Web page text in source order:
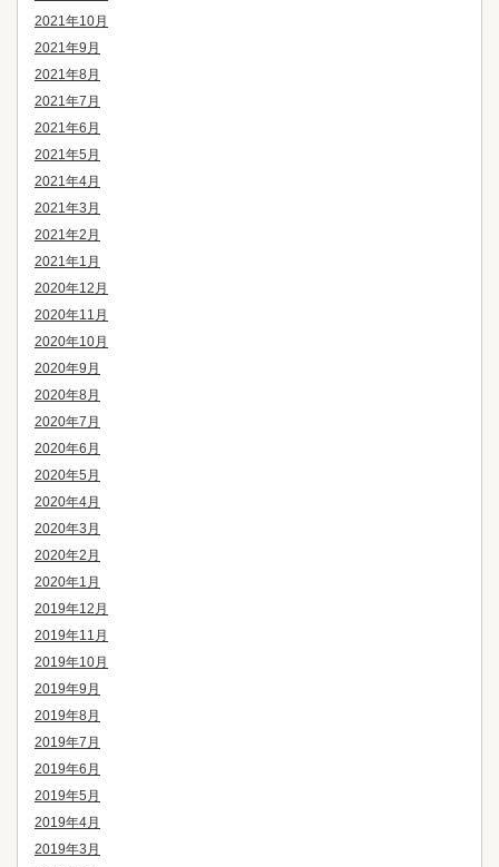
2021年10月
2021年9月
2021年8月
2021年7月
2021年6月
2021年5月
2021年4月
2021年3月
2021年2月
2021年1月
2020年12月
2020年11月
2020年10月
2020年9月
2020年8月
2020年7月
2020年6月
2020年5月
2020年4月
2020年3月
2020年2月
2020年1月
2019年12月
2019年11月
2019年10月
2019年9月
2019年8月
2019年7月
2019年6月
2019年5月
2019年4月
2019年3月